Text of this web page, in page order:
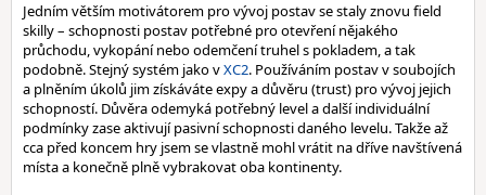
Jedním větším motivátorem pro vývoj postav se staly znovu field
skilly – schopnosti postav potřebné pro otevření nějakého
průchodu, vykopání nebo odemčení truhel s pokladem, a tak
podobně. Stejný systém jako vXC2. Používáním postav v soubojích
a plněním úkolů jim získáváte expy a důvěru (trust) pro vývoj jejich
schopností. Důvěra odemyká potřebný level a další individuální
podmínky zase aktivují pasivní schopnosti daného levelu. Takže až
cca před koncem hry jsem se vlastně mohl vrátit na dříve navštívená
místa a konečně plně vybrakovat oba kontinenty.